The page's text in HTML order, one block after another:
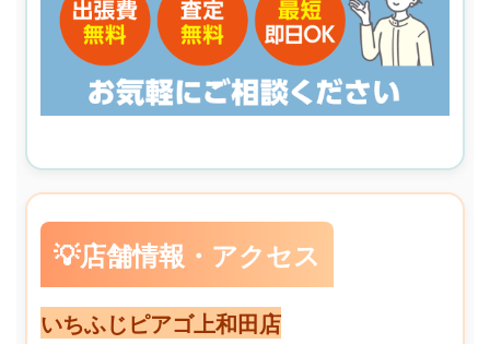
💡店舗情報・アクセス
いちふじピアゴ上和田店